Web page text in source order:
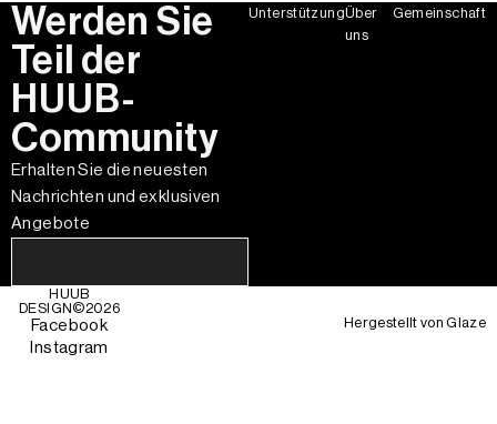
Werden Sie
Teil der
HUUB-
Community
Erhalten Sie die neuesten
Nachrichten und exklusiven
Angebote
UnterstützungÜber
uns
Gemeinschaft
HUUB
DESIGN©2026
Facebook
Instagram
Hergestellt vonGlaze